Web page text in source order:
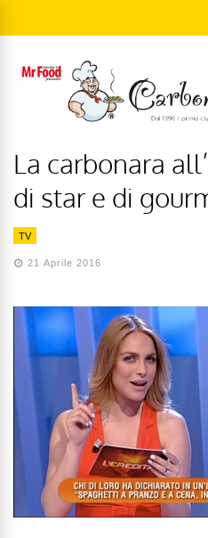
La carbonara
di star e di
TV
21 Aprile 2016